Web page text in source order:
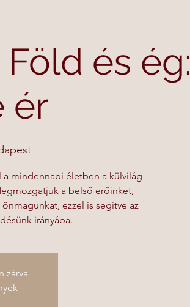
és ég:
ér
a mindennapi életben a külvilág
a belső erőinket,
ezzel is segítve az
irányába.
zárva